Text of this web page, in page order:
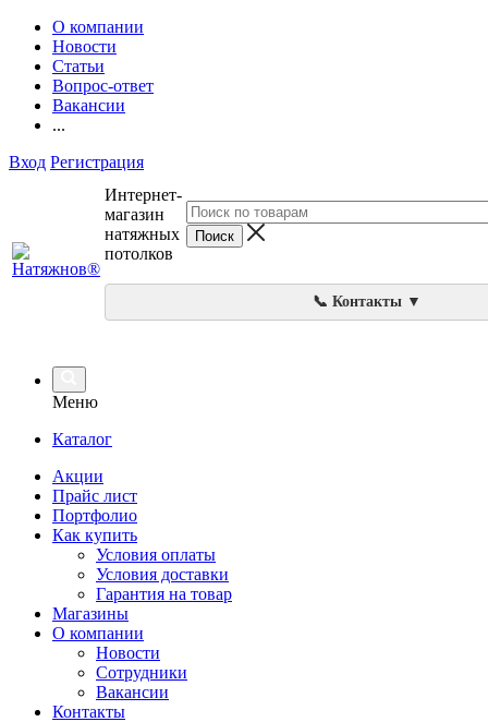
О компании
Новости
Статьи
Вопрос-ответ
Вакансии
...
Вход Регистрация
Интернет-
магазин
натяжных
потолков
📞 Контакты ▼
Меню
Каталог
Акции
Прайс лист
Портфолио
Как купить
Условия оплаты
Условия доставки
Гарантия на товар
Магазины
О компании
Новости
Сотрудники
Вакансии
Контакты